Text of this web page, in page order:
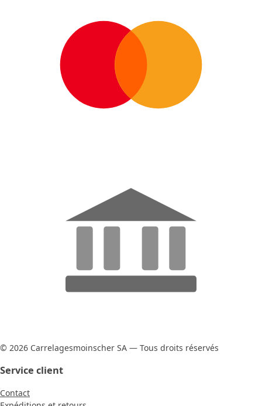
© 2026 Carrelagesmoinscher SA — Tous droits réservés
Service client
Contact